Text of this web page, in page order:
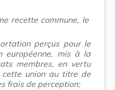
recette commune, le
perçus pour le
européenne, mis à la
membres, en vertu
cette union au titre de
frais de perception;